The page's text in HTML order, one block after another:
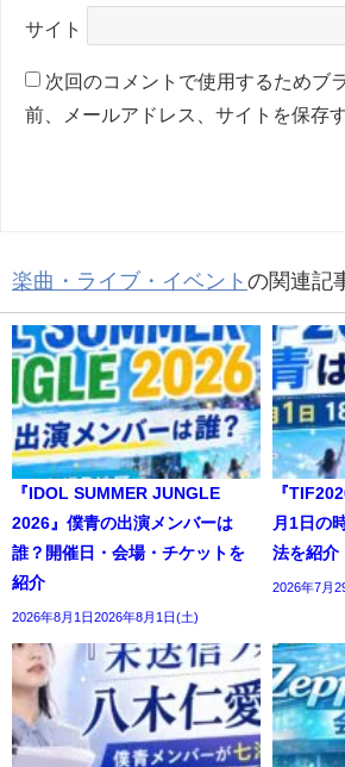
サイト
次回のコメントで使用するためブ
前、メールアドレス、サイトを保存す
楽曲・ライブ・イベント の関連記
『IDOL SUMMER JUNGLE
2026』僕青の出演メンバーは
誰？開催日・会場・チケットを
紹介
2026年8月1日2026年8月1日(土)
『
月1日の
法を紹介
2026年7月